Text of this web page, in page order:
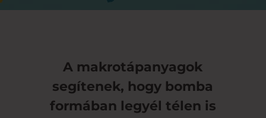
A makrotápanyagok
segítenek, hogy bomba
formában legyél télen is